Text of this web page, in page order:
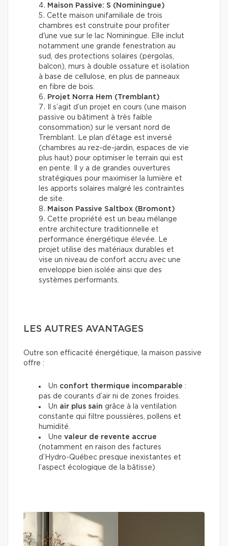
Maison Passive: S (Nominingue)
Cette maison unifamiliale de trois
chambres est construite pour profiter
d'une vue sur le lac Nominingue. Elle inclut
notamment une grande fenestration au
sud, des protections solaires (pergolas,
balcon), murs à double ossature et isolation
à base de cellulose, en plus de panneaux
en fibre de bois.
Projet Norra Hem (Tremblant)
Il s’agit d’un projet en cours (une maison
passive ou bâtiment à très faible
consommation) sur le versant nord de
Tremblant. Le plan d’étage est inversé
(chambres au rez-de-jardin, espaces de vie
plus haut) pour optimiser le terrain qui est
en pente. Il y a de grandes ouvertures
stratégiques pour maximiser la lumière et
les apports solaires malgré les contraintes
de site.
Maison Passive Saltbox (Bromont)
Cette propriété est un beau mélange
entre architecture traditionnelle et
performance énergétique élevée. Le
projet utilise des matériaux durables et
vise un niveau de confort accru avec une
enveloppe bien isolée ainsi que des
systèmes performants.
LES AUTRES AVANTAGES
Outre son efficacité énergétique, la maison passive
offre :
Un confort thermique incomparable :
pas de courants d’air ni de zones froides.
Un air plus sain grâce à la ventilation
constante qui filtre poussières, pollens et
humidité.
Une valeur de revente accrue
(notamment en raison des factures
d’Hydro-Québec presque inexistantes et
l’aspect écologique de la bâtisse)